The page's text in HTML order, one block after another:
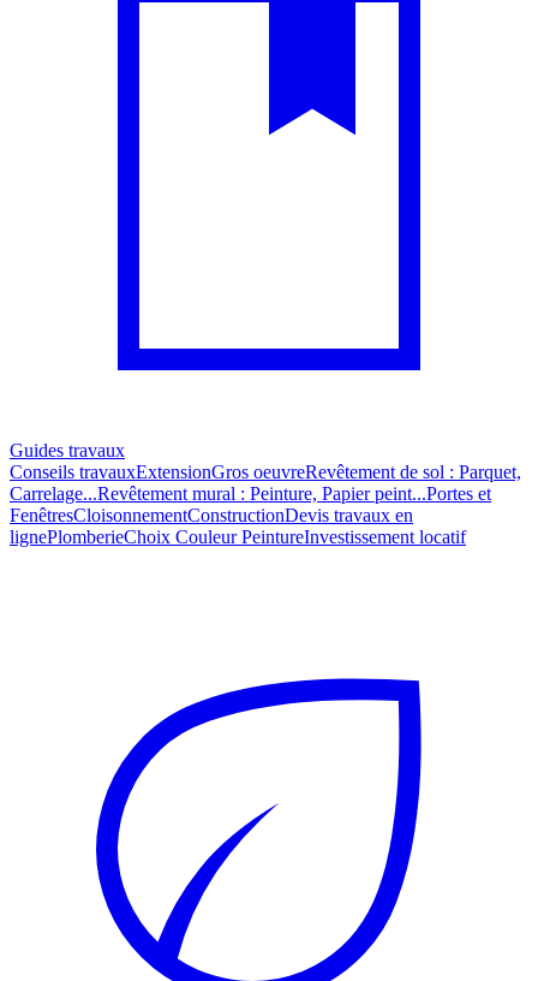
Guides travaux
Conseils travauxExtensionGros oeuvreRevêtement de sol : Parquet,
Carrelage...Revêtement mural : Peinture, Papier peint...Portes et
FenêtresCloisonnementConstructionDevis travaux en
lignePlomberieChoix Couleur PeintureInvestissement locatif